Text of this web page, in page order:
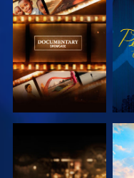
UTFORSK
SERIEN
UTFORSK